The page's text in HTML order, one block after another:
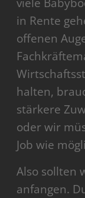
viele
in Rente
offenen
halten,
stärkere
oder wir
Job wie
Also sollten
anfangen.